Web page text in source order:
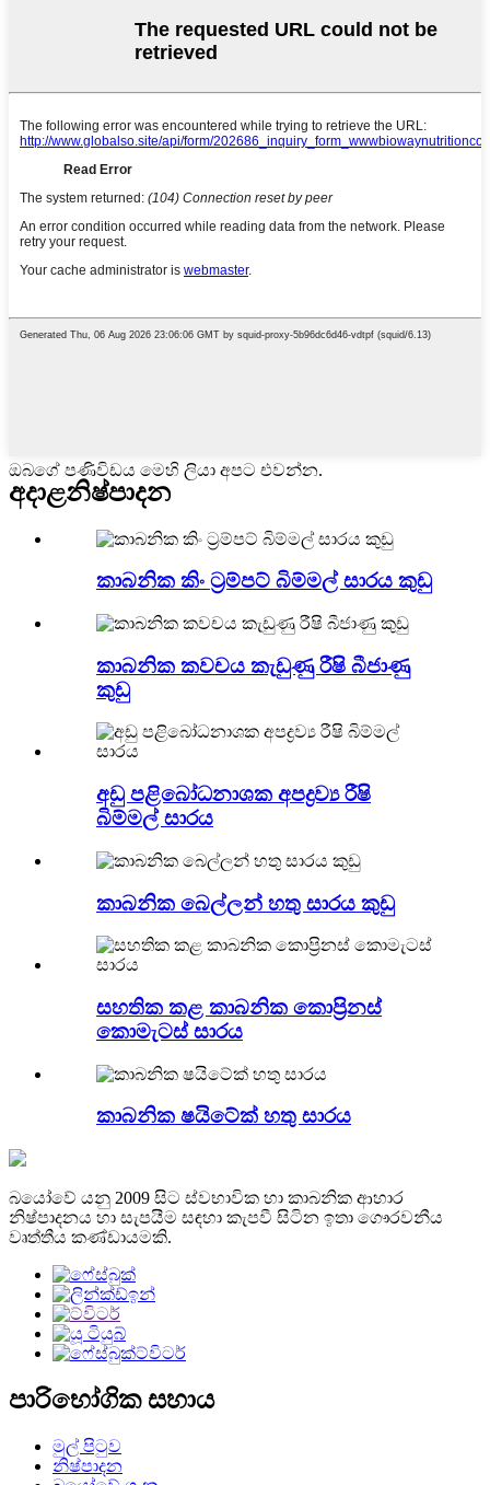
ඔබගේ පණිවිඩය මෙහි ලියා අපට එවන්න.
අදාළනිෂ්පාදන
කාබනික කිං ට්‍රම්පට් බිම්මල් සාරය කුඩු
කාබනික කවචය කැඩුණු රීෂි බීජාණු
කුඩු
අඩු පළිබෝධනාශක අපද්‍රව්‍ය රීෂි
බිම්මල් සාරය
කාබනික බෙල්ලන් හතු සාරය කුඩු
සහතික කළ කාබනික කොප්‍රිනස්
කොමැටස් සාරය
කාබනික ෂයිටේක් හතු සාරය
බයෝවේ යනු 2009 සිට ස්වභාවික හා කාබනික ආහාර
නිෂ්පාදනය හා සැපයීම සඳහා කැපවී සිටින ඉතා ගෞරවනීය
වෘත්තීය කණ්ඩායමකි.
පාරිභෝගික සහාය
මුල් පිටුව
නිෂ්පාදන